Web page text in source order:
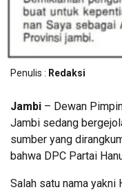
Penulis : Redaksi
Jambi – Dewan
Jambi sedang
sumber yang
bahwa DPC Partai
Salah satu nama